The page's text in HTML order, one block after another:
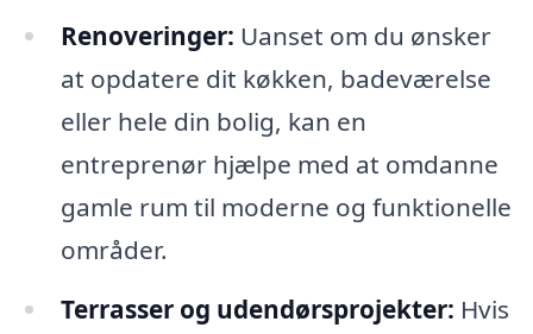
Renoveringer: Uanset om du ønsker
at opdatere dit køkken, badeværelse
eller hele din bolig, kan en
entreprenør hjælpe med at omdanne
gamle rum til moderne og funktionelle
områder.
Terrasser og udendørsprojekter: Hvis